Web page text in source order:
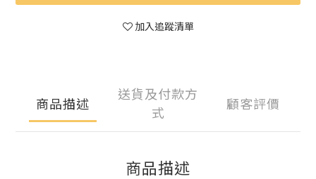
加入追蹤清單
商品描述
送貨及付款方
式
顧客評價
商品描述